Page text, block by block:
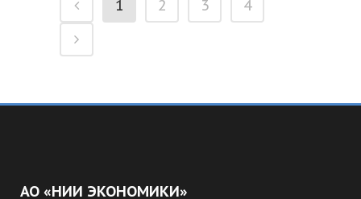
1 2 3 4
АО «НИИ ЭКОНОМИКИ»